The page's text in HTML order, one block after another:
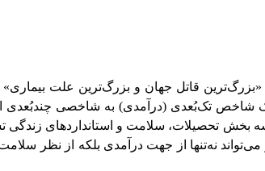
«بزرگ‌ترین قاتل جهان و بزرگ‌ترین علت
یک شاخص تک‌بُعدی (درآمدی) به شاخصی
بخش تحصیلات، سلامت و استانداردهای
نه‌تنها از جهت درآمدی بلکه از نظر